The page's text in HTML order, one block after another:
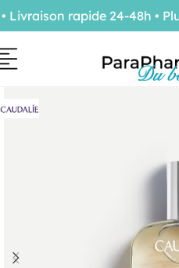
rapide 24-48h •